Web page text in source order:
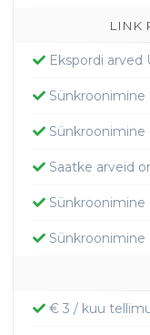
LINK
Ekspordi arved
Sünkroonimine
Sünkroonimine
Saatke arveid
Sünkroonimine
Sünkroonimine
€ 3 / kuu